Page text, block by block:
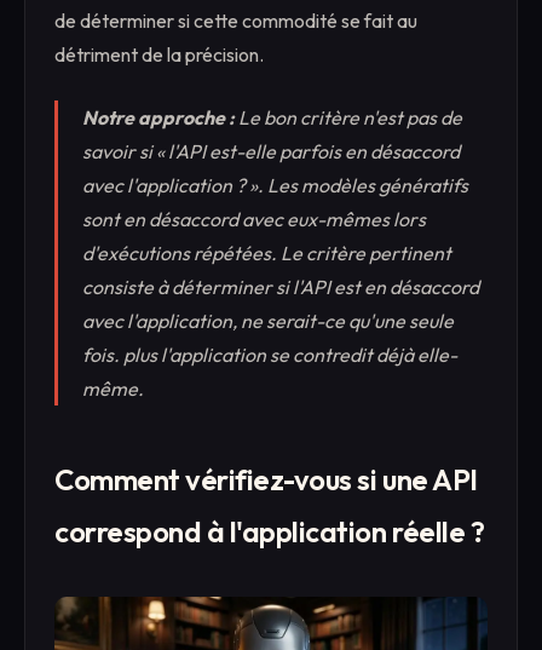
de déterminer si cette commodité se fait au
détriment de la précision.
Notre approche :Le bon critère n'est pas de
savoir si « l'API est-elle parfois en désaccord
avec l'application ? ». Les modèles génératifs
sont en désaccord avec eux-mêmes lors
d'exécutions répétées. Le critère pertinent
consiste à déterminer si l'API est en désaccord
avec l'application, ne serait-ce qu'une seule
fois. plusl'application se contredit déjà elle-
même.
Comment vérifiez-vous si une API
correspond à l'application réelle ?